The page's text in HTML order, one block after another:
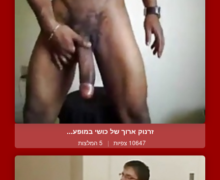
זרנוק ארוך של כושי במופע...
10647 צפיות | 5 המלצות